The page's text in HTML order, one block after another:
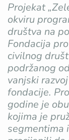
Projekat
okviru
društva na
Fondacija
civilnog
podržanog
vanjski
fondacije.
godine je
kojima je
segmentima